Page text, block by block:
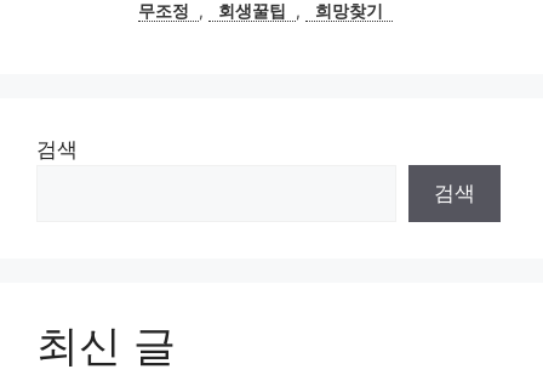
무조정
, 회생꿀팁 , 희망찾기
검색
검색
최신 글